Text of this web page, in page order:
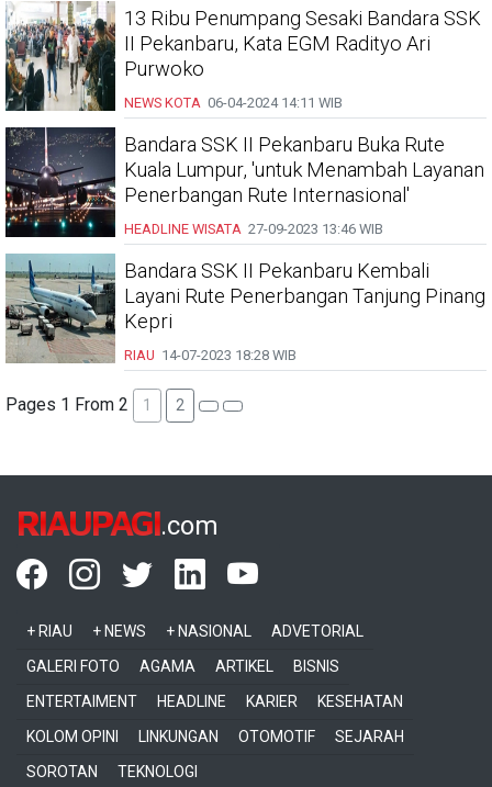
13 Ribu Penumpang Sesaki Bandara SSK
II Pekanbaru, Kata EGM Radityo Ari
Purwoko
NEWS KOTA 06-04-202414:11 WIB
Bandara SSK II Pekanbaru Buka Rute
Kuala Lumpur, 'untuk Menambah Layanan
Penerbangan Rute Internasional'
HEADLINE WISATA 27-09-2023 13:46 WIB
Bandara SSK II Pekanbaru Kembali
Layani Rute Penerbangan Tanjung Pinang
Kepri
RIAU 14-07-2023 18:28 WIB
Pages 1 From 2 1 2
RIAUPAGI.com
+ RIAU + NEWS + NASIONAL
ADVETORIAL
GALERI FOTO
AGAMA ARTIKEL
BISNIS
ENTERTAIMENT
HEADLINE KARIER
KESEHATAN
KOLOM OPINI
LINKUNGAN OTOMOTIF
SEJARAH
SOROTAN
TEKNOLOGI